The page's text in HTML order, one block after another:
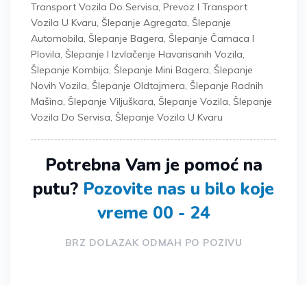
Transport Vozila Do Servisa, Prevoz I Transport
Vozila U Kvaru, Šlepanje Agregata, Šlepanje
Automobila, Šlepanje Bagera, Šlepanje Čamaca I
Plovila, Šlepanje I Izvlačenje Havarisanih Vozila,
Šlepanje Kombija, Šlepanje Mini Bagera, Šlepanje
Novih Vozila, Šlepanje Oldtajmera, Šlepanje Radnih
Mašina, Šlepanje Viljuškara, Šlepanje Vozila, Šlepanje
Vozila Do Servisa, Šlepanje Vozila U Kvaru
Potrebna Vam je pomoć na
putu? Pozovite nas u bilo koje
vreme 00 - 24
BRZ DOLAZAK ODMAH PO POZIVU